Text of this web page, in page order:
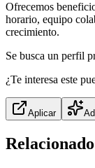
Ofrecemos
horario, equipo
crecimiento.
Se busca un perfil
¿Te interesa este
Aplicar
Relacionado